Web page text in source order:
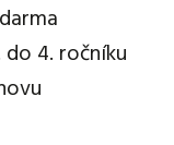
4. ročníku